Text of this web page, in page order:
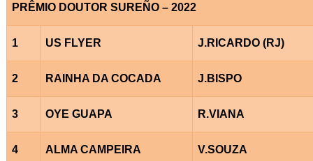
PRÊMIO DOUTOR SUREÑO – 2022
1 US FLYER J.RICARDO (RJ)
2 RAINHA DA COCADA J.BISPO
3 OYE GUAPA R.VIANA
4 ALMA CAMPEIRA V.SOUZA